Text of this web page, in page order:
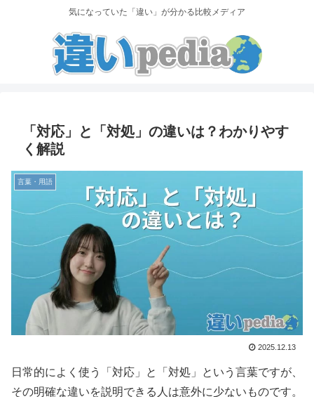
気になっていた「違い」が分かる比較メディア
「対応」と「対処」の違いは？わかりやす
く解説
言葉・用語
2025.12.13
日常的によく使う「対応」と「対処」という言葉ですが、
その明確な違いを説明できる人は意外に少ないものです。